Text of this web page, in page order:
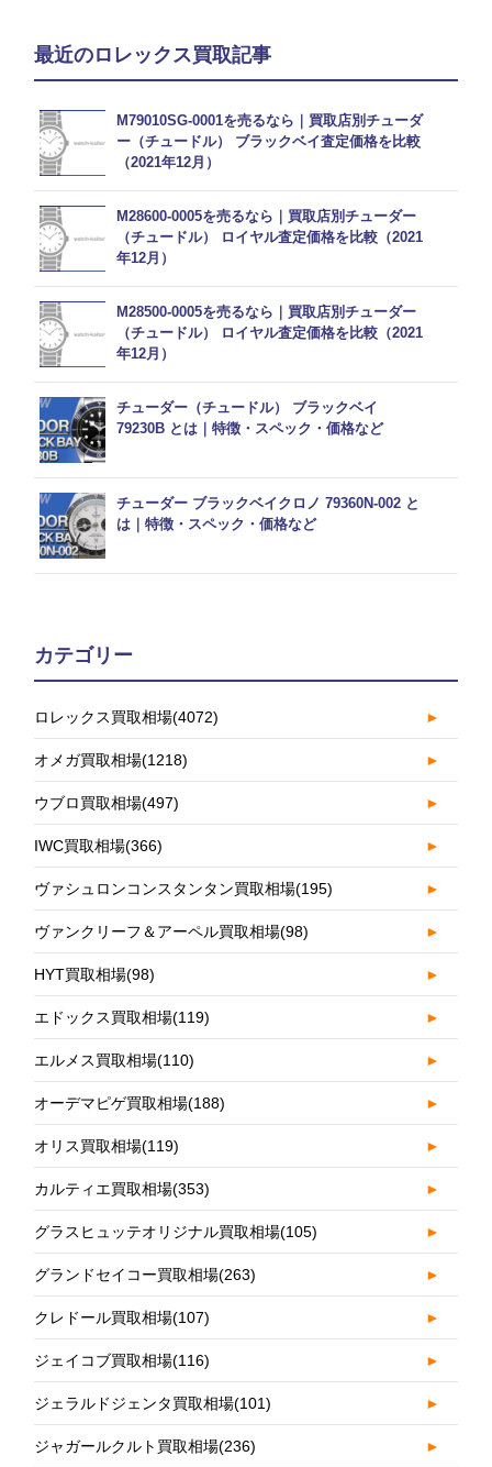
最近のロレックス買取記事
M79010SG-0001を売るなら｜買取店別チューダ
ー（チュードル） ブラックベイ査定価格を比較
（2021年12月）
M28600-0005を売るなら｜買取店別チューダー
（チュードル） ロイヤル査定価格を比較（2021
年12月）
M28500-0005を売るなら｜買取店別チューダー
（チュードル） ロイヤル査定価格を比較（2021
年12月）
チューダー（チュードル） ブラックベイ
79230B とは｜特徴・スペック・価格など
チューダー ブラックベイクロノ 79360N-002 と
は｜特徴・スペック・価格など
カテゴリー
ロレックス買取相場(4072) ►
オメガ買取相場(1218) ►
ウブロ買取相場(497) ►
IWC買取相場(366) ►
ヴァシュロンコンスタンタン買取相場(195) ►
ヴァンクリーフ＆アーペル買取相場(98) ►
HYT買取相場(98) ►
エドックス買取相場(119) ►
エルメス買取相場(110) ►
オーデマピゲ買取相場(188) ►
オリス買取相場(119) ►
カルティエ買取相場(353) ►
グラスヒュッテオリジナル買取相場(105) ►
グランドセイコー買取相場(263) ►
クレドール買取相場(107) ►
ジェイコブ買取相場(116) ►
ジェラルドジェンタ買取相場(101) ►
ジャガールクルト買取相場(236) ►